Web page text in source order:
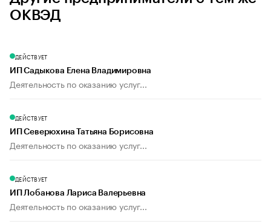
ОКВЭД
ДЕЙСТВУЕТ
ИП Садыкова Елена Владимировна
Деятельность по оказанию услуг...
ДЕЙСТВУЕТ
ИП Северюхина Татьяна Борисовна
Деятельность по оказанию услуг...
ДЕЙСТВУЕТ
ИП Лобанова Лариса Валерьевна
Деятельность по оказанию услуг...